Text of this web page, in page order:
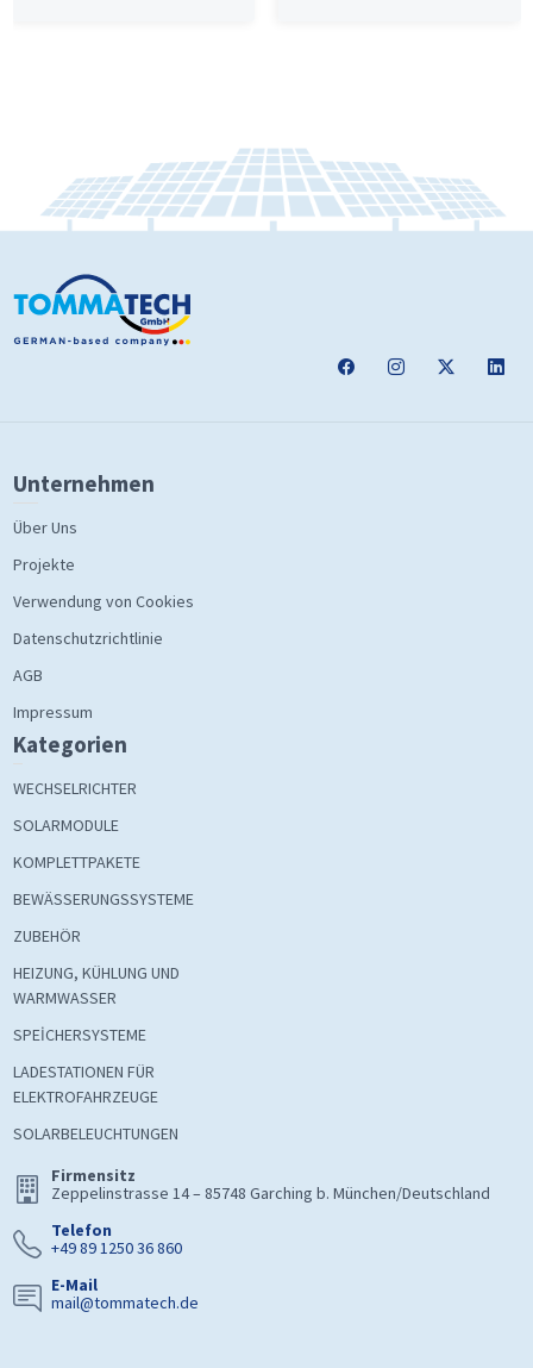
Unternehmen
Über Uns
Projekte
Verwendung von Cookies
Datenschutzrichtlinie
AGB
Impressum
Kategorien
WECHSELRICHTER
SOLARMODULE
KOMPLETTPAKETE
BEWÄSSERUNGSSYSTEME
ZUBEHÖR
HEIZUNG, KÜHLUNG UND
WARMWASSER
SPEİCHERSYSTEME
LADESTATIONEN FÜR
ELEKTROFAHRZEUGE
SOLARBELEUCHTUNGEN
Firmensitz
Zeppelinstrasse 14 – 85748 Garching b. München/Deutschland
Telefon
+49 89 1250 36 860
E-Mail
mail@tommatech.de